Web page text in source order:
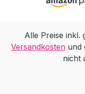
Alle Preise inkl.
Versandkostenund
nicht